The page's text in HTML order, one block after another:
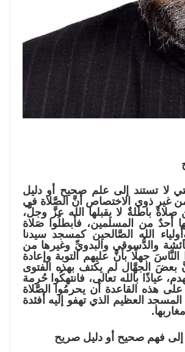
لا تستند إلى علم صحيح أو دليل
غير ذوي الاختصاص أنَّ الصَّلاة في
صلاةٌ باطلةٌ لا يقبلها الله عزَّ وجلَّ،
أحدٌ من المسلمين، فأبطلُوا صَلاة
الله الصَّالحين كمسجد سيدنا
والدُّسوقي والبدويِّ وغيرها من
جهلًا بأنَّ عليهم التوبة وإعادة
بعضَ الجهَّال لم يكتف بهذه الفتوى
عياذًا بالله تعالى، فانتهكُوا حُرمة
هذه القاعدة أن يحرمُوا الصَّلاة
العظيم الذي تهفو إليه أفئدة
إلى فهم صحيح أو دليل صريح